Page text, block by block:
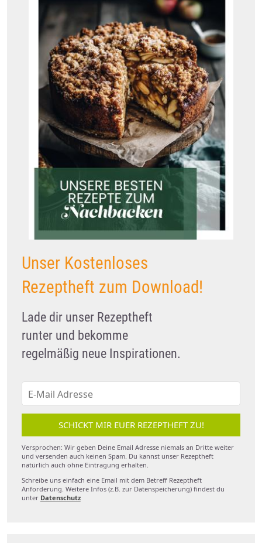
Unser Kostenloses
Rezeptheft zum Download!
Lade dir unser Rezeptheft
runter und bekomme
regelmäßig neue Inspirationen.
SCHICKT MIR EUER REZEPTHEFT ZU!
Versprochen: Wir geben Deine Email Adresse niemals an Dritte weiter
und versenden auch keinen Spam. Du kannst unser Rezeptheft
natürlich auch ohne Eintragung erhalten.
Schreibe uns einfach eine Email mit dem Betreff Rezeptheft
Anforderung. Weitere Infos (z.B. zur Datenspeicherung) findest du
unter Datenschutz